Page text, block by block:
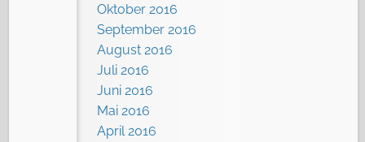
Oktober 2016
September 2016
August 2016
Juli 2016
Juni 2016
Mai 2016
April 2016